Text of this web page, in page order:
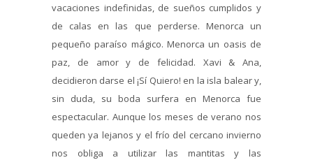
vacaciones indefinidas, de sueños cumplidos y
de calas en las que perderse. Menorca un
pequeño paraíso mágico. Menorca un oasis de
paz, de amor y de felicidad. Xavi & Ana,
decidieron darse el ¡Sí Quiero! en la isla balear y,
sin duda, su boda surfera en Menorca fue
espectacular. Aunque los meses de verano nos
queden ya lejanos y el frío del cercano invierno
nos obliga a utilizar las mantitas y las